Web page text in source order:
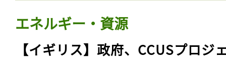
エネルギー・資源
【イギリス】政府、CCUSプロジ